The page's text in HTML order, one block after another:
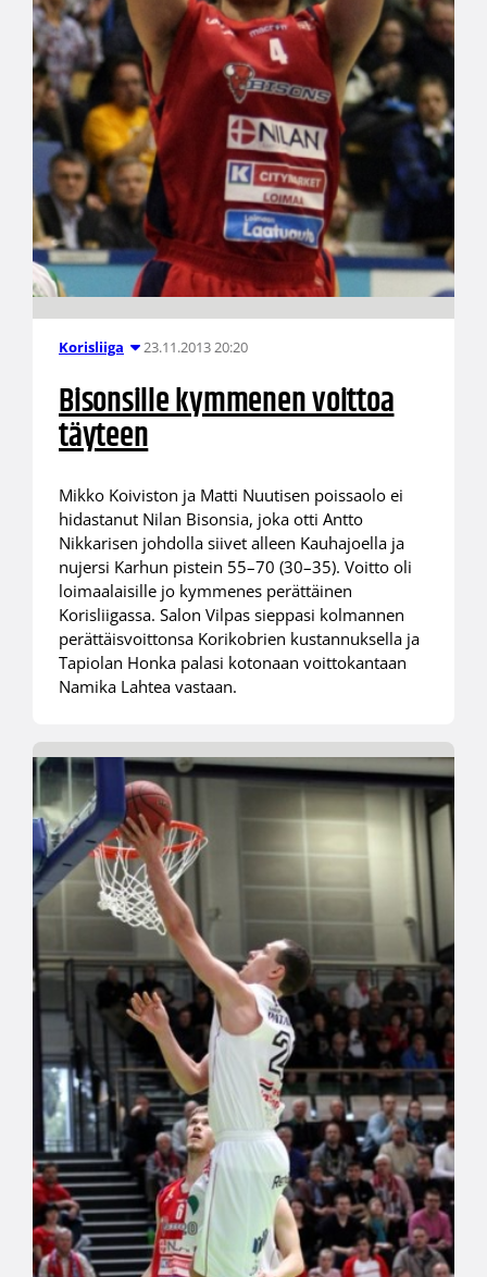
Korisliiga 23.11.2013 20:20
Bisonsille kymmenen voittoa
täyteen
Mikko Koiviston ja Matti Nuutisen poissaolo ei
hidastanut Nilan Bisonsia, joka otti Antto
Nikkarisen johdolla siivet alleen Kauhajoella ja
nujersi Karhun pistein 55–70 (30–35). Voitto oli
loimaalaisille jo kymmenes perättäinen
Korisliigassa. Salon Vilpas sieppasi kolmannen
perättäisvoittonsa Korikobrien kustannuksella ja
Tapiolan Honka palasi kotonaan voittokantaan
Namika Lahtea vastaan.